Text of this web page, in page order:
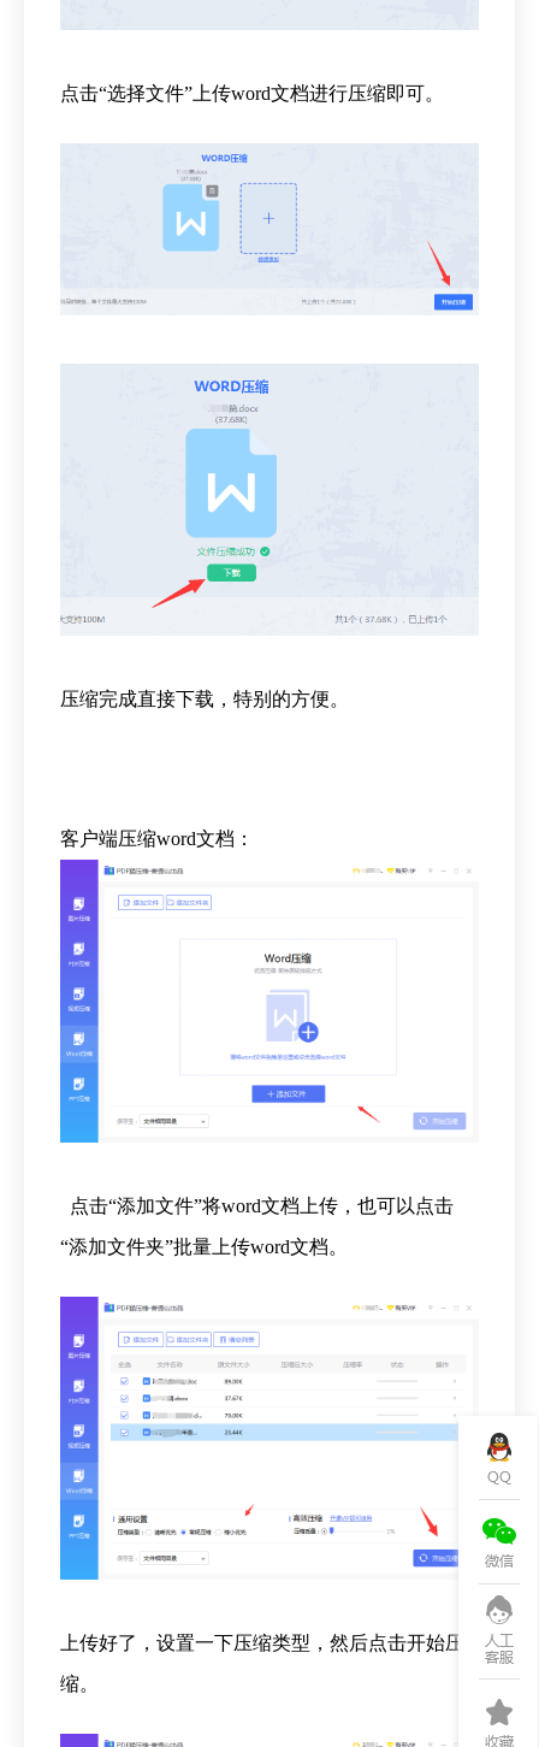
点击“选择文件”上传word文档进行压缩即可。
压缩完成直接下载，特别的方便。
客户端压缩word文档：
点击“添加文件”将word文档上传，也可以点击
“添加文件夹”批量上传word文档。
上传好了，设置一下压缩类型，然后点击开始压
缩。